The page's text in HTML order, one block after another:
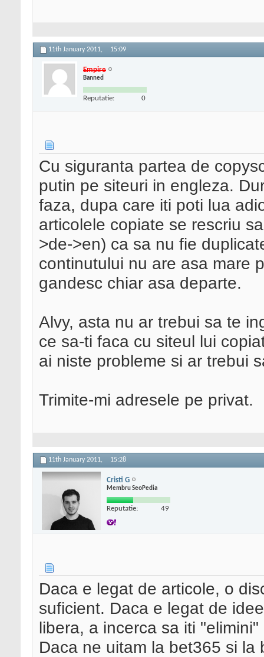
11th January 2011, 15:09
Empire
Banned
Reputatie: 0
Cu siguranta partea de
putin pe siteuri in engleza.
faza, dupa care iti poti lua
articolele copiate se rescriu
>de->en) ca sa nu fie
continutului nu are asa mare
gandesc chiar asa departe.
Alvy, asta nu ar trebui sa te
ce sa-ti faca cu siteul lui
ai niste probleme si ar trebui
Trimite-mi adresele pe privat.
11th January 2011, 15:28
Cristi G
Membru SeoPedia
Reputatie: 49
Daca e legat de articole, o
suficient. Daca e legat de
libera, a incerca sa iti
Daca ne uitam la bet365 si la